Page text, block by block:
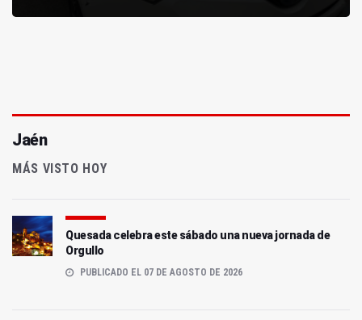
Jaén
MÁS VISTO HOY
Quesada celebra este sábado una nueva jornada de
Orgullo
PUBLICADO EL 07 DE AGOSTO DE 2026